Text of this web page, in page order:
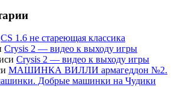
CS 1.6 не стареющая классика
Crysis 2 — видео к выходу игры
Crysis 2 — видео к выходу игры
МАШИНКА ВИЛЛИ армагеддон №2.
Добрые машинки на Чудики